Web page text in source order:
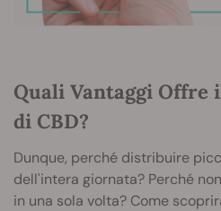
Quali Vantaggi Offre
di CBD?
Dunque, perché distribuire
dell'intera giornata? Perché
in una sola volta? Come